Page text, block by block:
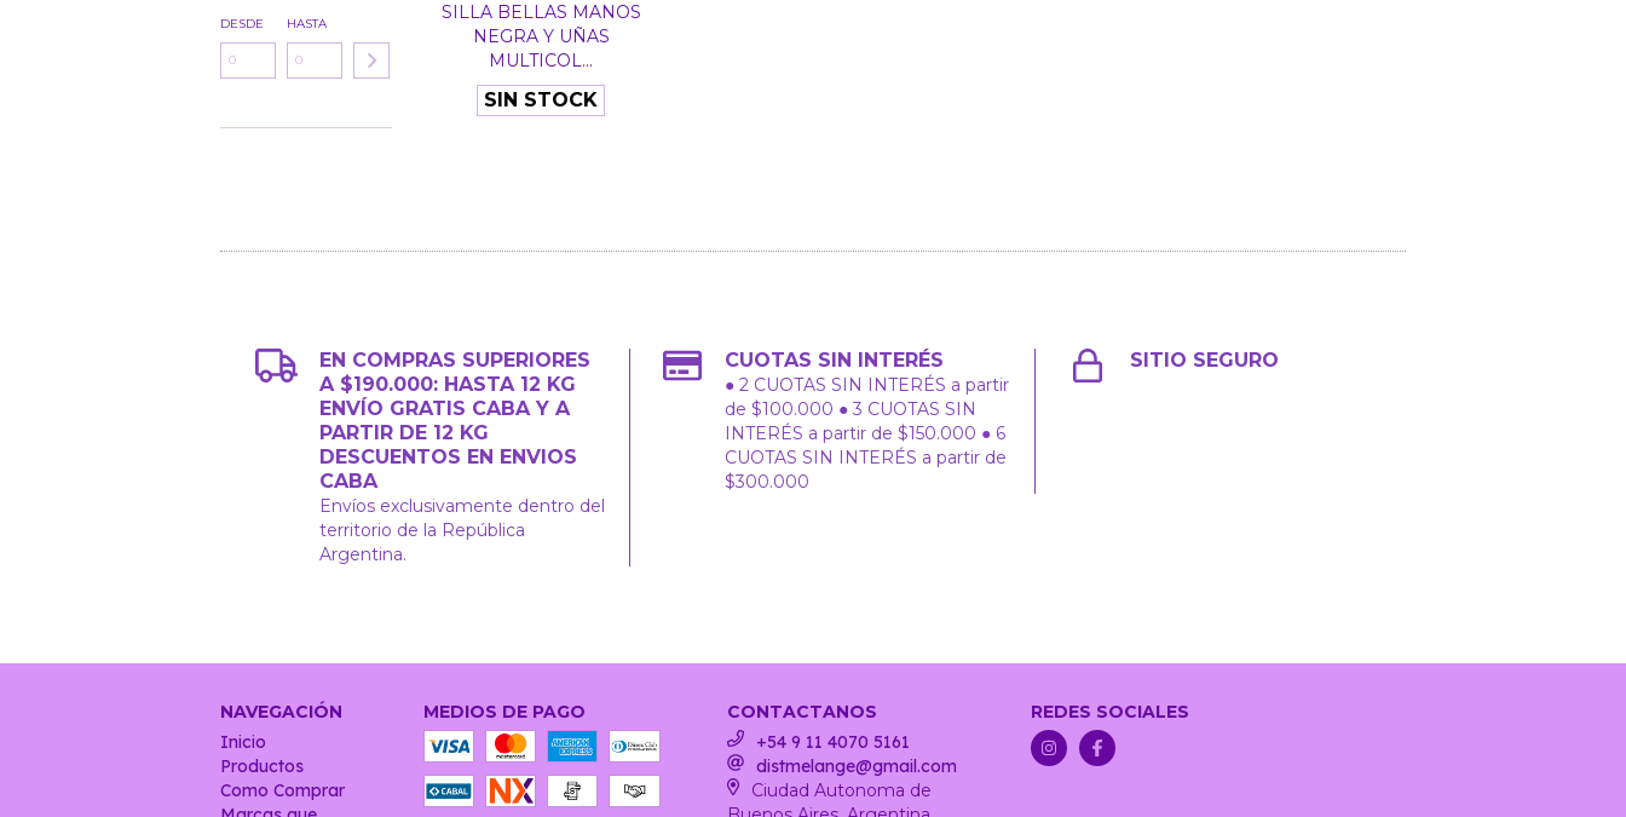
DESDE HASTA
SILLA BELLAS MANOS
NEGRA Y UÑAS
MULTICOL...
SIN STOCK
EN COMPRAS SUPERIORES
A $190.000: HASTA 12 KG
ENVÍO GRATIS CABA Y A
PARTIR DE 12 KG
DESCUENTOS EN ENVIOS
CABA
Envíos exclusivamente dentro del
territorio de la República
Argentina.
CUOTAS SIN INTERÉS
● 2 CUOTAS SIN INTERÉS a partir
de $100.000 ● 3 CUOTAS SIN
INTERÉS a partir de $150.000 ● 6
CUOTAS SIN INTERÉS a partir de
$300.000
SITIO SEGURO
NAVEGACIÓN
Inicio
Productos
Como Comprar
MEDIOS DE PAGO
CONTACTANOS
+54 9 11 4070 5161
distmelange@gmail.com
Ciudad Autonoma de
REDES SOCIALES